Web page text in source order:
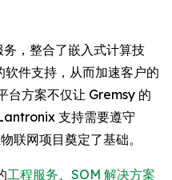
，整合了嵌入式计算技
件支持，从而加速客户的
台方案不仅让 Gremsy 的
支持需要遵守
联网项目奠定了基础。
工程服务
SOM 解决方案